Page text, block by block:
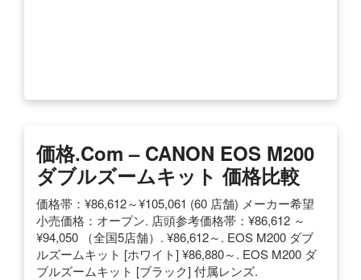
価格.com – CANON EOS M200
ダブルズームキット 価格比較
価格帯：¥86,612～¥105,061 (60 店舗) メーカー希望
小売価格：オープン. 店頭参考価格帯：¥86,612 ～
¥94,050 （全国5店舗）. ¥86,612～. EOS M200 ダブ
ルズームキット [ホワイト] ¥86,880～. EOS M200 ダ
ブルズームキット [ブラック] 付属レンズ.